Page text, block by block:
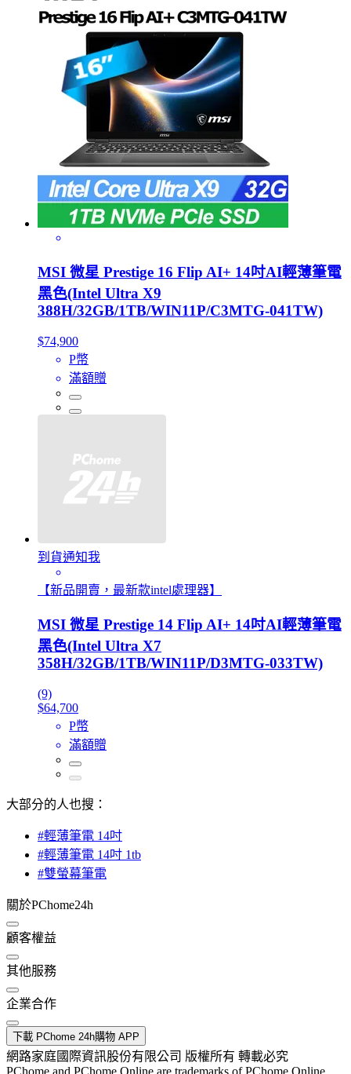
MSI 微星 Prestige 16 Flip AI+ 14吋AI輕薄筆電
黑色(Intel Ultra X9
388H/32GB/1TB/WIN11P/C3MTG-041TW)
$74,900
P幣
滿額贈
到貨通知我
【新品開賣，最新款intel處理器】
MSI 微星 Prestige 14 Flip AI+ 14吋AI輕薄筆電
黑色(Intel Ultra X7
358H/32GB/1TB/WIN11P/D3MTG-033TW)
(9)
$64,700
P幣
滿額贈
大部分的人也搜：
#輕薄筆電 14吋
#輕薄筆電 14吋 1tb
#雙螢幕筆電
關於PChome24h
顧客權益
其他服務
企業合作
下載 PChome 24h購物 APP
網路家庭國際資訊股份有限公司 版權所有 轉載必究
PChome and PChome Online are trademarks of PChome Online